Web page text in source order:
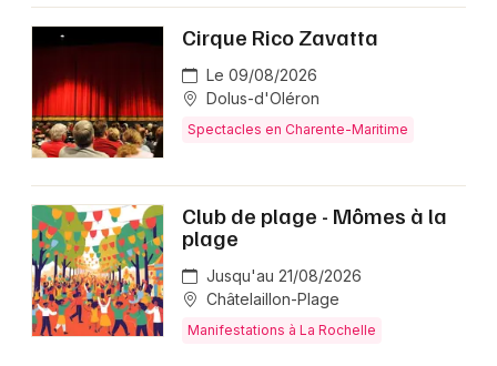
Cirque Rico Zavatta
Le 09/08/2026
Dolus-d'Oléron
Spectacles en Charente-Maritime
Club de plage - Mômes à la
plage
Jusqu'au 21/08/2026
Châtelaillon-Plage
Manifestations à La Rochelle